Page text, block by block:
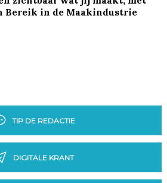
Bereik in de Maakindustrie
TIP DE REDACTIE
DIGITALE KRANT